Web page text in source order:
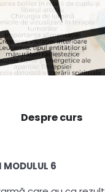
Despre curs
MODULUL 6